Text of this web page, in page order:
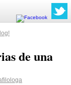
de una